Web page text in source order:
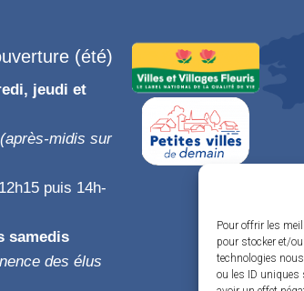
Pour offrir les
pour stocker et/
technologies
ou les ID uniques
(été)
jeudi et
(après-midis sur
puis 14h-
samedis
des élus